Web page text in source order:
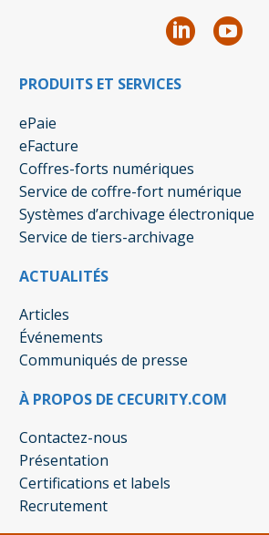
PRODUITS ET SERVICES
ePaie
eFacture
Coffres-forts numériques
Service de coffre-fort numérique
Systèmes d’archivage électronique
Service de tiers-archivage
ACTUALITÉS
Articles
Événements
Communiqués de presse
À PROPOS DE CECURITY.COM
Contactez-nous
Présentation
Certifications et labels
Recrutement